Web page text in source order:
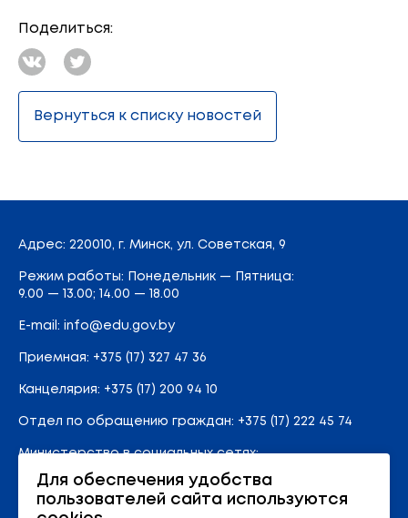
Поделиться:
Вернуться к списку новостей
Адрес: 220010, г. Минск, ул. Советская, 9
Режим работы: Понедельник — Пятница:
9.00 — 13.00; 14.00 — 18.00
E-mail: info@edu.gov.by
Приемная: +375 (17) 327 47 36
Канцелярия: +375 (17) 200 94 10
Отдел по обращению граждан: +375 (17) 222 45 74
Министерство в социальных сетях:
Карта сайта
Для обеспечения удобства
пользователей сайта используются